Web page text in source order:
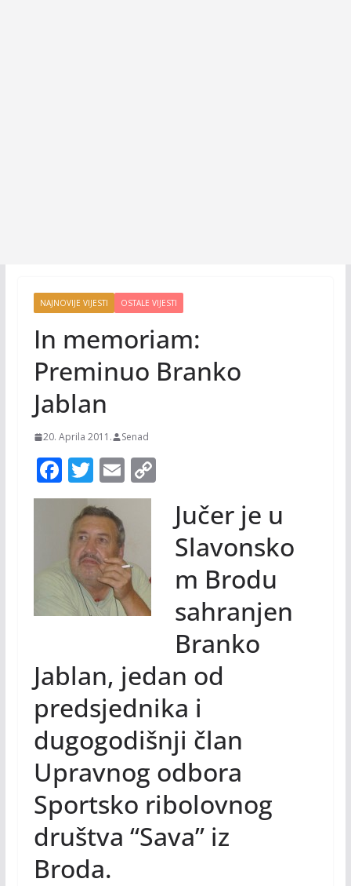
NAJNOVIJE VIJESTI OSTALE VIJESTI
In memoriam:
Preminuo Branko
Jablan
20. Aprila 2011. Senad
F
ac
e
b
o
o
k
T
w
itt
er
E
m
ai
l
C
Jučer je u
Slavonsko
m Brodu
sahranjen
Branko
Jablan, jedan od
predsjednika i
dugogodišnji član
Upravnog odbora
Sportsko ribolovnog
društva “Sava” iz
Broda.